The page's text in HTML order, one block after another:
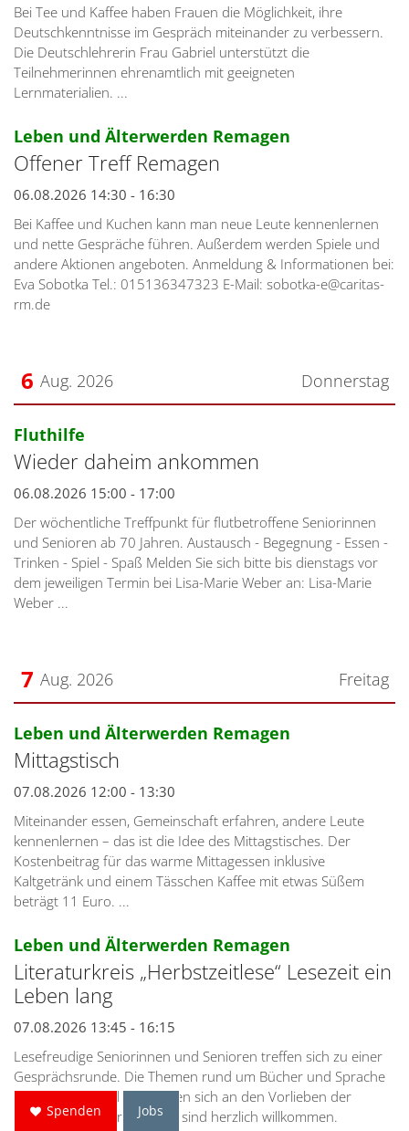
Bei Tee und Kaffee haben Frauen die Möglichkeit, ihre
Deutschkenntnisse im Gespräch miteinander zu verbessern.
Die Deutschlehrerin Frau Gabriel unterstützt die
Teilnehmerinnen ehrenamtlich mit geeigneten
Lernmaterialien. ...
Leben und Älterwerden Remagen
Offener Treff Remagen
06.08.2026 14:30 - 16:30
Bei Kaffee und Kuchen kann man neue Leute kennenlernen
und nette Gespräche führen. Außerdem werden Spiele und
andere Aktionen angeboten. Anmeldung & Informationen bei:
Eva Sobotka Tel.: 015136347323 E-Mail: sobotka-e@caritas-
rm.de
Donnerstag
6 Aug. 2026
Datum: 6. August 2026
Fluthilfe
Wieder daheim ankommen
06.08.2026 15:00 - 17:00
Der wöchentliche Treffpunkt für flutbetroffene Seniorinnen
und Senioren ab 70 Jahren. Austausch - Begegnung - Essen -
Trinken - Spiel - Spaß Melden Sie sich bitte bis dienstags vor
dem jeweiligen Termin bei Lisa-Marie Weber an: Lisa-Marie
Weber ...
Freitag
7 Aug. 2026
Datum: 7. August 2026
Leben und Älterwerden Remagen
Mittagstisch
07.08.2026 12:00 - 13:30
Miteinander essen, Gemeinschaft erfahren, andere Leute
kennenlernen – das ist die Idee des Mittagstisches. Der
Kostenbeitrag für das warme Mittagessen inklusive
Kaltgetränk und einem Tässchen Kaffee mit etwas Süßem
beträgt 11 Euro. ...
Leben und Älterwerden Remagen
Literaturkreis „Herbstzeitlese“ Lesezeit ein
Leben lang
07.08.2026 13:45 - 16:15
Lesefreudige Seniorinnen und Senioren treffen sich zu einer
Gesprächsrunde. Die Themen rund um Bücher und Sprache
sind vielfältig und orientieren sich an den Vorlieben der
Gruppe. Alle Interessierten sind herzlich willkommen.
Spenden Jobs